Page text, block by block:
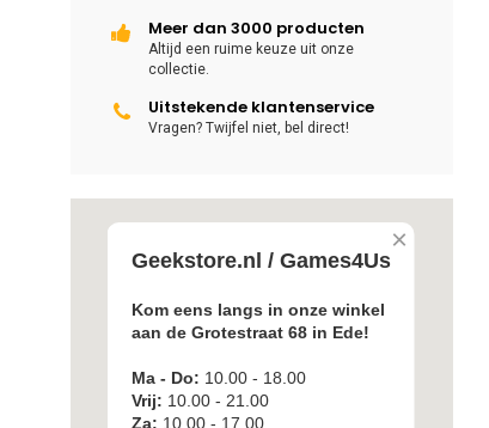
Meer dan 3000 producten
Altijd een ruime keuze uit onze
collectie.
Uitstekende klantenservice
Vragen? Twijfel niet, bel direct!